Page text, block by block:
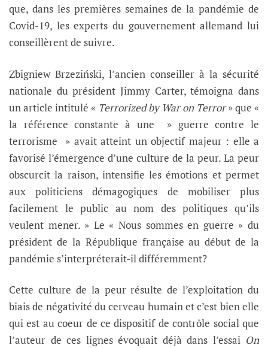
que, dans les premières semaines de la pandémie de
Covid-19, les experts du gouvernement allemand lui
conseillèrent de suivre.
Zbigniew Brzeziński, l’ancien conseiller à la sécurité
nationale du président Jimmy Carter, témoigna dans
un article intitulé « Terrorized by War on Terror» que «
la référence constante à une » guerre contre le
terrorisme » avait atteint un objectif majeur : elle a
favorisé l’émergence d’une culture de la peur. La peur
obscurcit la raison, intensifie les émotions et permet
aux politiciens démagogiques de mobiliser plus
facilement le public au nom des politiques qu’ils
veulent mener. » Le « Nous sommes en guerre » du
président de la République française au début de la
pandémie s’interpréterait-il différemment?
Cette culture de la peur résulte de l’exploitation du
biais de négativité du cerveau humain et c’est bien elle
qui est au coeur de ce dispositif de contrôle social que
l’auteur de ces lignes évoquait déjà dans l’essai On